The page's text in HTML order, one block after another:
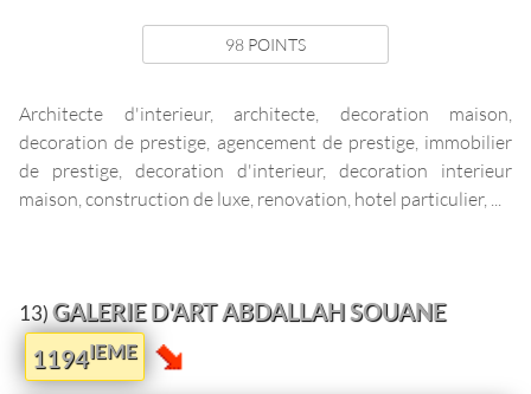
98 POINTS
Architecte d'interieur, architecte, decoration maison,
decoration de prestige, agencement de prestige, immobilier
de prestige, decoration d'interieur, decoration interieur
maison, construction de luxe, renovation, hotel particulier, ...
13)GALERIE D'ART ABDALLAH SOUANE
1194IEME